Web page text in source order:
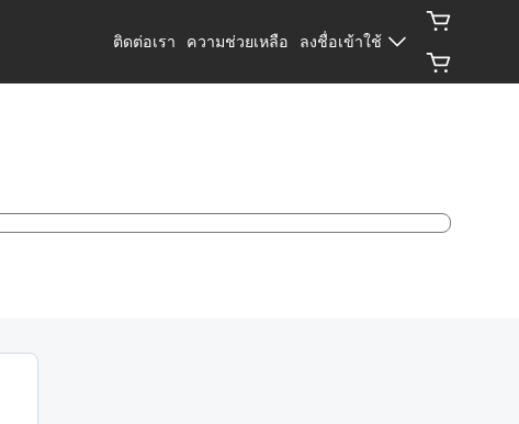
ติดต่อเรา ความช่วยเหลือ ลงชื่อเข้าใช้